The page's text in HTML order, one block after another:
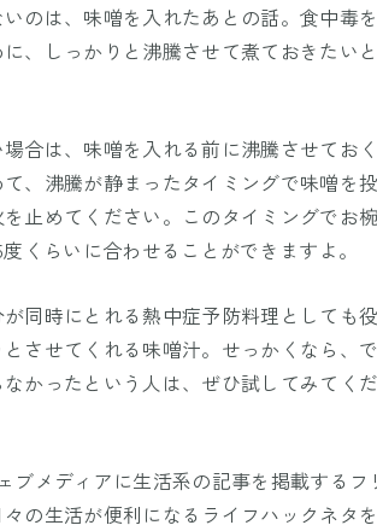
のは、味噌を入れたあとの話。食中毒
、しっかりと沸騰させて煮ておきたい
合は、味噌を入れる前に沸騰させてお
、沸騰が静まったタイミングで味噌を
止めてください。このタイミングでお
くらいに合わせることができますよ。
同時にとれる熱中症予防料理としても
させてくれる味噌汁。せっかくなら、
かったという人は、ぜひ試してみてくだ
ブメディアに生活系の記事を掲載する
の生活が便利になるライフハックネタを